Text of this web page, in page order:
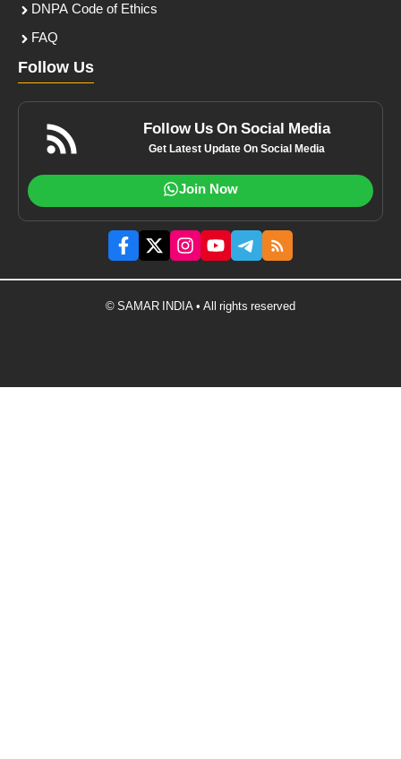
DNPA Code of Ethics
FAQ
Follow Us
Follow Us On Social Media
Get Latest Update On Social Media
Join Now
© SAMAR INDIA • All rights reserved